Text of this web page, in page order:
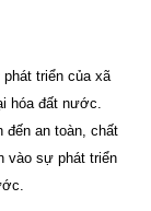
triển của xã
hóa đất nước.
đến an toàn, chất
vào sự phát triển